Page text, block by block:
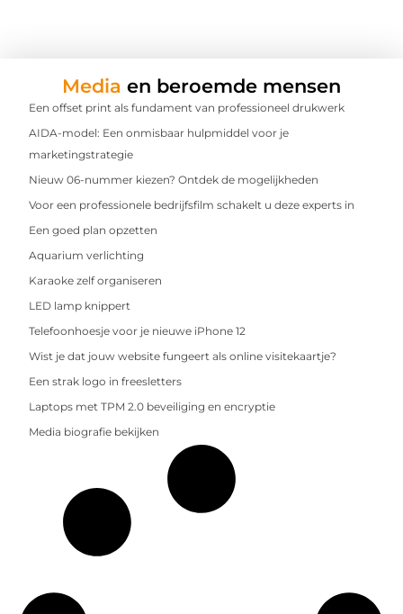
Media en beroemde mensen
Een offset print als fundament van professioneel drukwerk
AIDA-model: Een onmisbaar hulpmiddel voor je
marketingstrategie
Nieuw 06-nummer kiezen? Ontdek de mogelijkheden
Voor een professionele bedrijfsfilm schakelt u deze experts in
Een goed plan opzetten
Aquarium verlichting
Karaoke zelf organiseren
LED lamp knippert
Telefoonhoesje voor je nieuwe iPhone 12
Wist je dat jouw website fungeert als online visitekaartje?
Een strak logo in freesletters
Laptops met TPM 2.0 beveiliging en encryptie
Media biografie bekijken